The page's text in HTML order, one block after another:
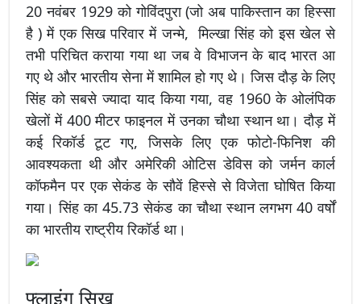
20 नवंबर 1929 को गोविंदपुरा (जो अब पाकिस्तान का हिस्सा
है ) में एक सिख परिवार में जन्मे, मिल्खा सिंह को इस खेल से
तभी परिचित कराया गया था जब वे विभाजन के बाद भारत आ
गए थे और भारतीय सेना में शामिल हो गए थे। जिस दौड़ के लिए
सिंह को सबसे ज्यादा याद किया गया, वह 1960 के ओलंपिक
खेलों में 400 मीटर फाइनल में उनका चौथा स्थान था। दौड़ में
कई रिकॉर्ड टूट गए, जिसके लिए एक फोटो-फिनिश की
आवश्यकता थी और अमेरिकी ओटिस डेविस को जर्मन कार्ल
कॉफमैन पर एक सेकंड के सौवें हिस्से से विजेता घोषित किया
गया। सिंह का 45.73 सेकंड का चौथा स्थान लगभग 40 वर्षों
का भारतीय राष्ट्रीय रिकॉर्ड था।
फ्लाइंग सिख